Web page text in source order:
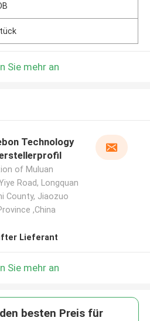
Sie mehr an
Technology
of Muluan
Road, Longquan
County, Jiaozuo
,China
Lieferant
Sie mehr an
besten Preis für